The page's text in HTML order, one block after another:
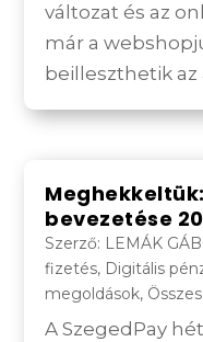
változat és az
már a
beilleszthetik az
bevezetése
Szerző: LEMÁK
fizetés, Digitális
megoldások,
A SzegedPay